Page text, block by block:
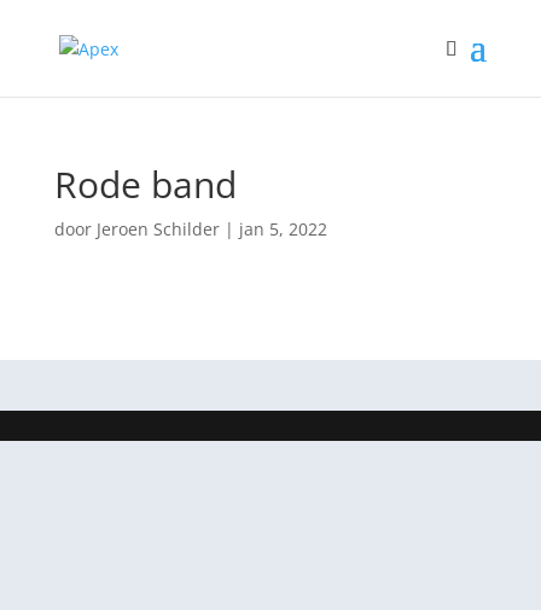
Rode band
door Jeroen Schilder| jan 5, 2022